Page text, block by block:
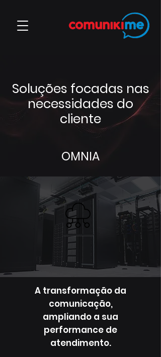
Soluções focadas nas
necessidades do
cliente
OMNIA
A transformação da
comunicação,
ampliando a sua
performance de
atendimento.